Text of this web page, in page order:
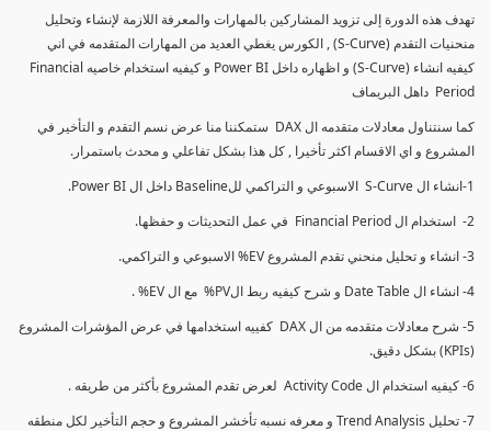
تهدف هذه الدورة إلى تزويد المشاركين بالمهارات والمعرفة اللازمة لإنشاء وتحليل
منحنيات التقدم (S-Curve) , الكورس يغطي العديد من المهارات المتقدمه في اني
كيفيه انشاء (S-Curve) و اظهاره داخل Power BI و كيفيه استخدام خاصيه Financial
Period داهل البريماف
كما سنتناول معادلات متقدمه ال DAX ستمكننا منا عرض نسم التقدم و التأخير في
المشروع و اي الاقسام اكثر تأخيرا , كل هذا بشكل تفاعلي و محدث باستمرار.
1-انشاء ال S-Curve الاسبوعي و التراكمي للBaseline داخل ال Power BI.
2- استخدام ال Financial Period في عمل التحديثات و حفظها.
3- انشاء و تحليل منحني تقدم المشروع EV% الاسبوعي و التراكمي.
4- انشاء ال Date Table و شرح كيفيه ربط الPV% مع ال EV% .
5- شرح معادلات متقدمه من ال DAX كفييه استخدامها في عرض المؤشرات المشروع
(KPIs) بشكل دقيق.
6- كيفيه استخدام ال Activity Code لعرض تقدم المشروع بأكثر من طريقه .
7- تحليل Trend Analysis و معرفه نسبه تأخشر المشروع و حجم التأخير لكل منطقه